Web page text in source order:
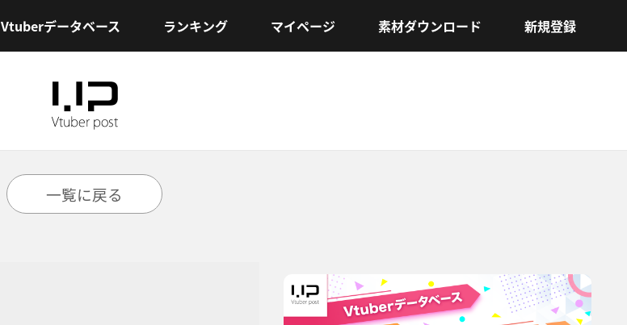
Vtuberデータベース ランキング マイページ 素材ダウンロード 新規登録
一覧に戻る